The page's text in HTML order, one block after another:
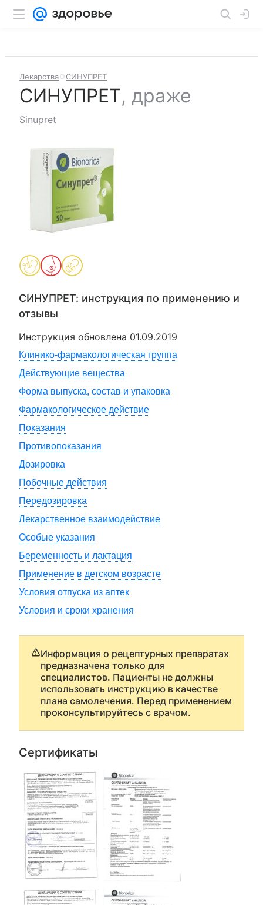
Лекарства СИНУПРЕТ
СИНУПРЕТ, драже
Sinupret
СИНУПРЕТ: инструкция по применению и
отзывы
Инструкция обновлена 01.09.2019
Клинико-фармакологическая группа
Действующие вещества
Форма выпуска, состав и упаковка
Фармакологическое действие
Показания
Противопоказания
Дозировка
Побочные действия
Передозировка
Лекарственное взаимодействие
Особые указания
Беременность и лактация
Применение в детском возрасте
Условия отпуска из аптек
Условия и сроки хранения
Информация о рецептурных препаратах
предназначена только для
специалистов. Пациенты не должны
использовать инструкцию в качестве
плана самолечения. Перед применением
проконсультируйтесь с врачом.
Сертификаты